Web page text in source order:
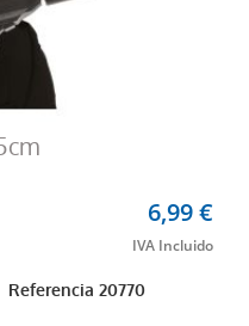
Referencia20770
6,99 €